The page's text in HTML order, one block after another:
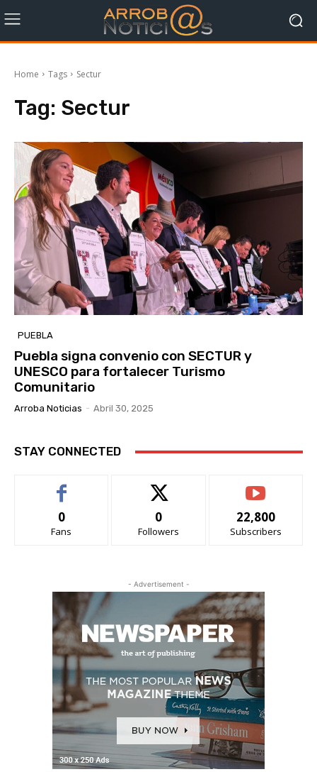
Home Tags Sectur
Tag: Sectur
PUEBLA
Puebla signa convenio con SECTUR y
UNESCO para fortalecer Turismo
Comunitario
Arroba Noticias - Abril 30, 2025
STAY CONNECTED
0
Fans
0
Followers
22,800
Subscribers
- Advertisement -